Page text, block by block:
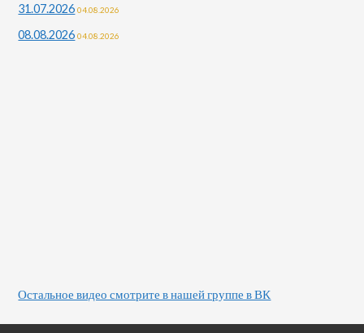
31.07.2026 04.08.2026
08.08.2026 04.08.2026
Остальное видео смотрите в нашей группе в ВК